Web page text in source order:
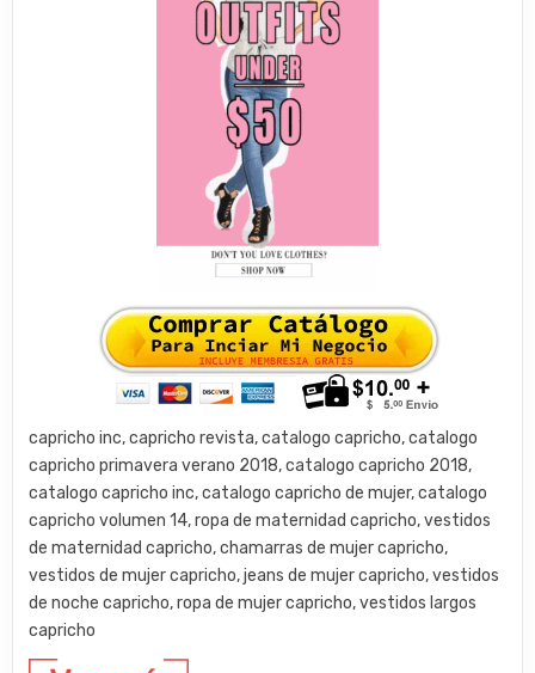
capricho inc, capricho revista, catalogo capricho, catalogo
capricho primavera verano 2018, catalogo capricho 2018,
catalogo capricho inc, catalogo capricho de mujer, catalogo
capricho volumen 14, ropa de maternidad capricho, vestidos
de maternidad capricho, chamarras de mujer capricho,
vestidos de mujer capricho, jeans de mujer capricho, vestidos
de noche capricho, ropa de mujer capricho, vestidos largos
capricho